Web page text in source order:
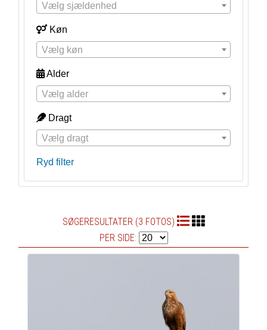
Vælg sjældenhed
Køn
Vælg køn
Alder
Vælg alder
Dragt
Vælg dragt
Ryd filter
SØGERESULTATER (3 FOTOS)
PER SIDE: